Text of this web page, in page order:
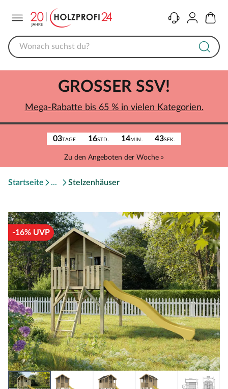
KontaktKonto
03TAGE 16STD. 14MIN. 43SEK.
Zu den Angeboten der Woche »
GROSSER SSV!
Mega-Rabatte bis 65 % in vielen Kategorien.
Startseite Stelzenhäuser
-16% UVP